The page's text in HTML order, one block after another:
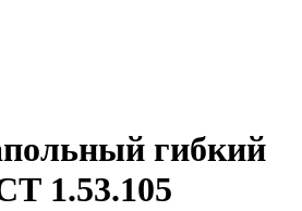
гибкий
1.53.105